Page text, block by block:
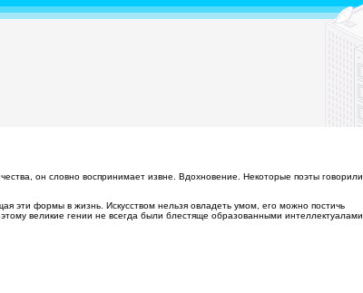
он словно воспринимает извне. Вдохновение. Некоторые поэты говорили,
эти формы в жизнь. Искусством нельзя овладеть умом, его можно постичь
великие гении не всегда были блестяще образованными интеллектуалами.